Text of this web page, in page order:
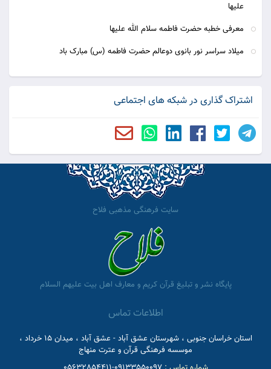
علیها
معرفی خطبه حضرت فاطمه سلام الله علیها
میلاد سراسر نور بانوی دوعالم حضرت فاطمه (س) مبارک باد
اشتراک گذاری در شبکه های اجتماعی
سایت فرهنگی مذهبی فلاح
پایگاه نشر و تبلیغ قرآن کریم و معارف اهل بیت علیهم السلام
اطلاعات تماس
استان خراسان جنوبی ، شهرستان عشق آباد - عشق آباد ، میدان 15 خرداد ،
موسسه فرهنگی قرآن و عترت منهاج